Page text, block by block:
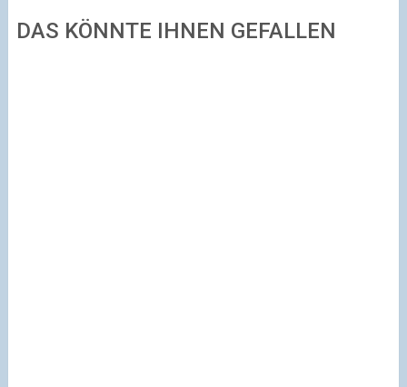
DAS KÖNNTE IHNEN GEFALLEN